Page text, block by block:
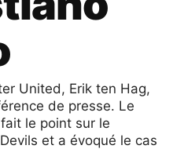
United, Erik ten Hag,
de presse. Le
le point sur le
et a évoqué le cas